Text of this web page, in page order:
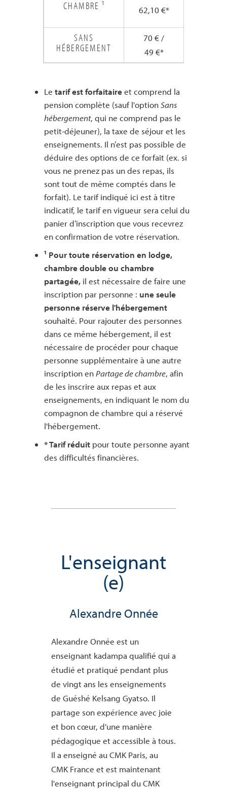
CHAMBRE ¹
62,10 €*
SANS
HÉBERGEMENT
70 € /
49 €*
Le tarif est forfaitaireet comprend la
pension complète (sauf l'optionSans
hébergement, qui ne comprend pas le
petit-déjeuner), la taxe de séjour et les
enseignements. Il n’est pas possible de
déduire des options de ce forfait (ex. si
vous ne prenez pas un des repas, ils
sont tout de même comptés dans le
forfait). Le tarif indiqué ici est à titre
indicatif, le tarif en vigueur sera celui du
panier d’inscription que vous recevrez
en confirmation de votre réservation.
¹ Pour toute réservation en lodge,
chambre double ou chambre
partagée,il est nécessaire de faire une
inscription par personne : une seule
personne réserve l'hébergement
souhaité. Pour rajouter des personnes
dans ce même hébergement, il est
nécessaire de procéder pour chaque
personne supplémentaire à une autre
inscription enPartage de chambre, afin
de les inscrire aux repas et aux
enseignements, en indiquant le nom du
compagnon de chambre qui a réservé
l'hébergement.
* Tarif réduitpour toute personne ayant
des difficultés financières.
L'enseignant
(e)
Alexandre Onnée
Alexandre Onnée est un
enseignant kadampa qualifié qui a
étudié et pratiqué pendant plus
de vingt ans les enseignements
de Guéshé Kelsang Gyatso. Il
partage son expérience avec joie
et bon cœur, d'une manière
pédagogique et accessible à tous.
Il a enseigné au CMK Paris, au
CMK France et est maintenant
l'enseignant principal du CMK